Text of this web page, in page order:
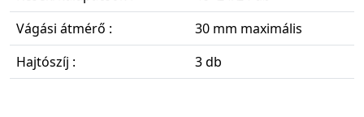
Vágási átmérő :
30 mm maximális
Hajtószíj :
3 db